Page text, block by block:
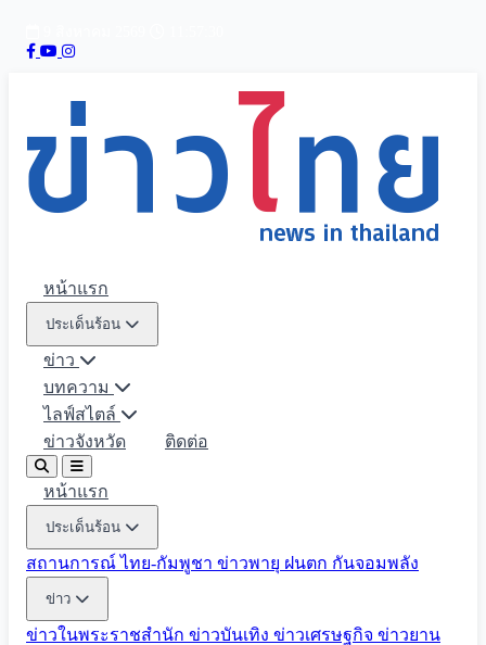
หน้าแรก
ประเด็นร้อน
ข่าว
บทความ
ไลฟ์สไตล์
ข่าวจังหวัด
ติดต่อ
หน้าแรก
ประเด็นร้อน
สถานการณ์ ไทย-กัมพูชา ข่าวพายุ ฝนตก กันจอมพลัง
ข่าว
ข่าวในพระราชสำนัก ข่าวบันเทิง ข่าวเศรษฐกิจ ข่าวยาน